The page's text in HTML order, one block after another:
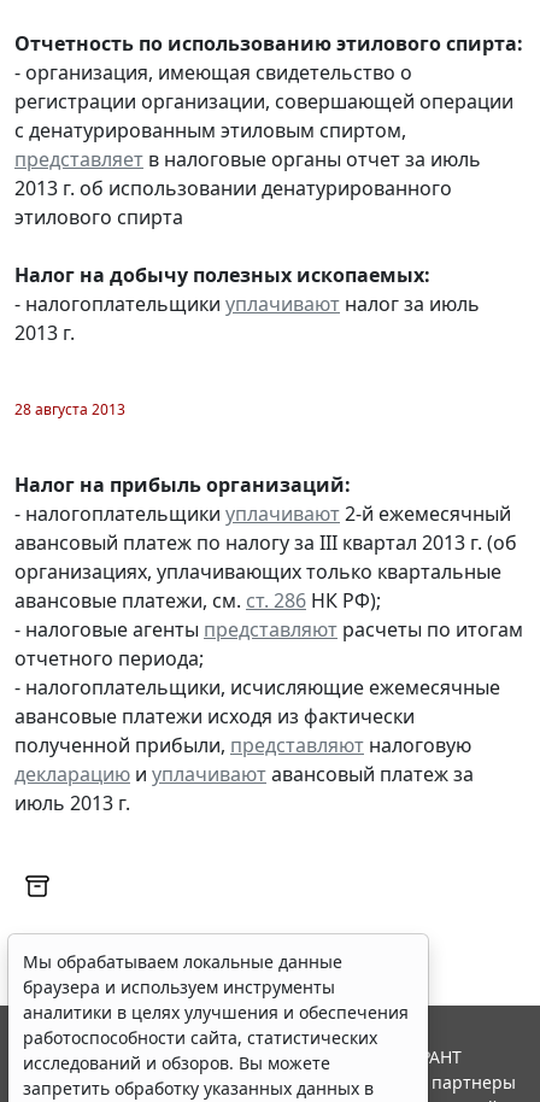
Отчетность по использованию этилового спирта:
- организация, имеющая свидетельство о
регистрации организации, совершающей операции
с денатурированным этиловым спиртом,
представляет в налоговые органы отчет за июль
2013 г. об использовании денатурированного
этилового спирта
Налог на добычу полезных ископаемых:
- налогоплательщики уплачивают налог за июль
2013 г.
28 августа 2013
Налог на прибыль организаций:
- налогоплательщики уплачивают2-й ежемесячный
авансовый платеж по налогу за III квартал 2013 г. (об
организациях, уплачивающих только квартальные
авансовые платежи, см. ст. 286 НК РФ);
- налоговые агенты представляют расчеты по итогам
отчетного периода;
- налогоплательщики, исчисляющие ежемесячные
авансовые платежи исходя из фактически
полученной прибыли, представляют налоговую
декларацию и уплачиваютавансовый платеж за
июль 2013 г.
Мы обрабатываем локальные данные
браузера и используем инструменты
аналитики в целях улучшения и обеспечения
работоспособности сайта, статистических
исследований и обзоров. Вы можете
запретить обработку указанных данных в
© ООО "НПП "ГАРАНТ-СЕРВИС", 2026. Система ГАРАНТ
выпускается с 1990 года. Компания "Гарант" и ее партнеры